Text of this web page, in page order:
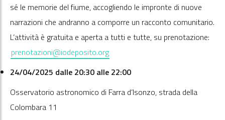
sé le memorie del fiume, accogliendo le impronte di nuove
narrazioni che andranno a comporre un racconto comunitario.
L’attività è gratuita e aperta a tutti e tutte, su prenotazione:
prenotazioni@iodeposito.org
24/04/2025 dalle 20:30 alle 22:00
Osservatorio astronomico di Farra d’Isonzo, strada della
Colombara 11